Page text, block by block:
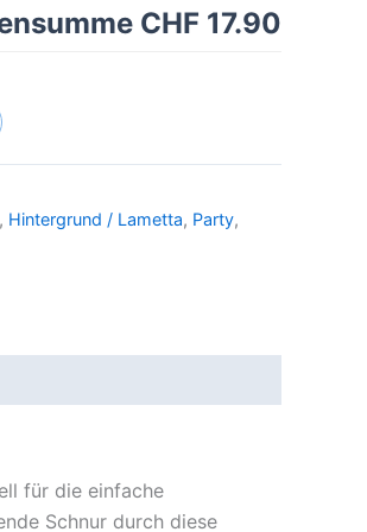
CHF 17.90
, Hintergrund / Lametta, Party,
für die einfache
Schnur durch diese